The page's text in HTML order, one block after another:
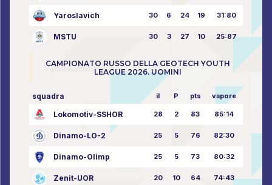
Yaroslavich 30 6 24 19 31:80
MSTU 30 3 27 10 25:87
CAMPIONATO RUSSO DELLA GEOTECH YOUTH
LEAGUE 2026. UOMINI
squadra il P pts vapore
Lokomotiv-SSHOR 28 2 83 85:14
Dinamo-LO-2 25 5 76 82:30
Dinamo-Olimp 25 5 73 80:32
Zenit-UOR 20 10 64 74:43